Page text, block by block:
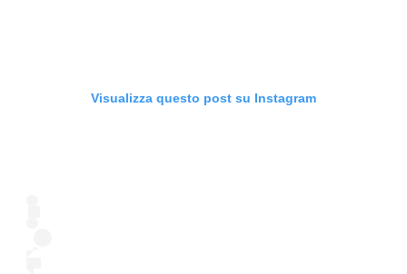
Visualizza questo post su Instagram